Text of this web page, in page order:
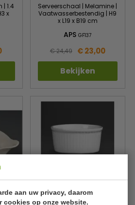
aan uw privacy, daarom
cookies op onze website.
| 1.4
x
Serveerschaal | Melamine |
Vaatwasserbestendig | H9
x L19 x B19 cm
APSGF137
€ 24,49 € 23,00
Bekijken
12 stuks | Ø8 x H3,6 cm